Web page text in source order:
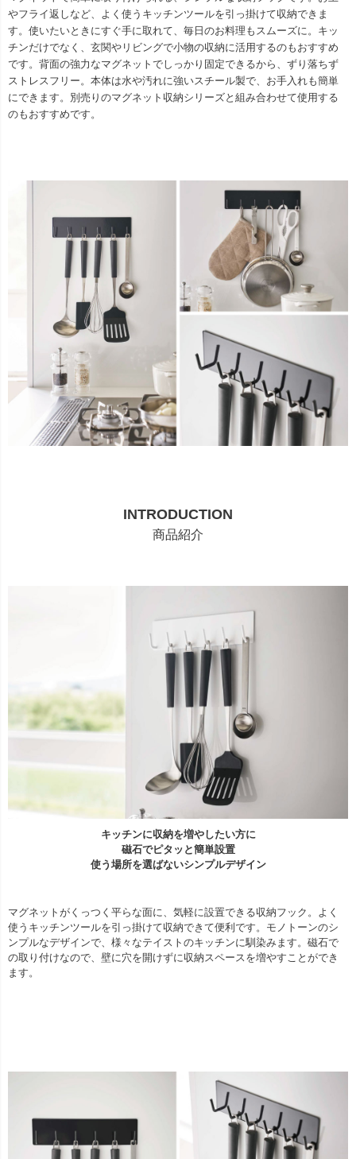
やフライ返しなど、よく使うキッチンツールを引っ掛けて収納できま
す。使いたいときにすぐ手に取れて、毎日のお料理もスムーズに。キッ
チンだけでなく、玄関やリビングで小物の収納に活用するのもおすすめ
です。背面の強力なマグネットでしっかり固定できるから、ずり落ちず
ストレスフリー。本体は水や汚れに強いスチール製で、お手入れも簡単
にできます。別売りのマグネット収納シリーズと組み合わせて使用する
のもおすすめです。
INTRODUCTION
商品紹介
キッチンに収納を増やしたい方に
磁石でピタッと簡単設置
使う場所を選ばないシンプルデザイン
マグネットがくっつく平らな面に、気軽に設置できる収納フック。よく
使うキッチンツールを引っ掛けて収納できて便利です。モノトーンのシ
ンプルなデザインで、様々なテイストのキッチンに馴染みます。磁石で
の取り付けなので、壁に穴を開けずに収納スペースを増やすことができ
ます。